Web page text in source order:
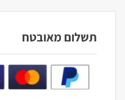
תשלום מאובטח